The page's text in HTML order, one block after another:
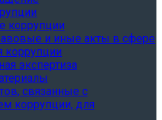
коррупции
и иные акты в сфере
коррупции
экспертиза
связанные с
коррупции, для